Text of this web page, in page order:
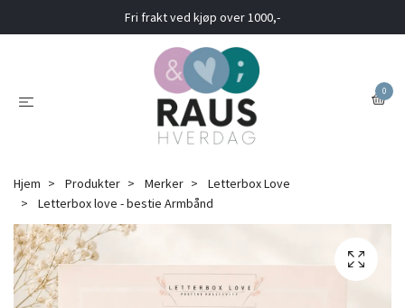
Fri frakt ved kjøp over 1000,-
0
Hjem Produkter Merker
Letterbox Love
Letterbox love - bestie Armbånd